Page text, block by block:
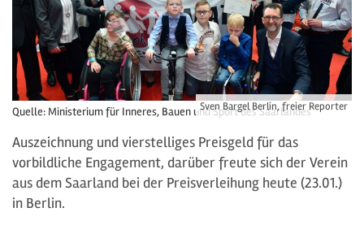
Auszeichnung und vierstelliges Preisgeld für das
vorbildliche Engagement, darüber freute sich der Verein
aus dem Saarland bei der Preisverleihung heute (23.01.)
in Berlin.
Sven Bargel Berlin, freier Reporter
Quelle: Ministerium für Inneres, Bauen und Sport des Saarlandes